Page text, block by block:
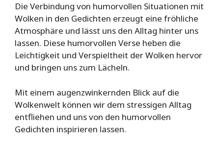
Die Verbindung von humorvollen Situationen mit
Wolken in den Gedichten erzeugt eine fröhliche
Atmosphäre und lässt uns den Alltag hinter uns
lassen. Diese humorvollen Verse heben die
Leichtigkeit und Verspieltheit der Wolken hervor
und bringen uns zum Lächeln.
Mit einem augenzwinkernden Blick auf die
Wolkenwelt können wir dem stressigen Alltag
entfliehen und uns von den humorvollen
Gedichten inspirieren lassen.